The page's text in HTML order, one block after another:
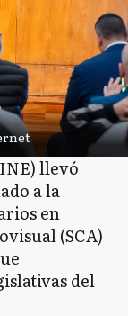
llevó
a la
en
(SCA)
del